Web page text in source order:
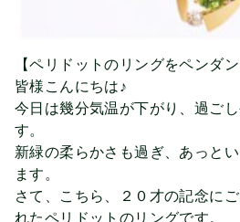
【ペリドットのリングをペンダ
皆様こんにちは♪
今日は幾分気温が下がり、過ご
す。
新緑の柔らかさも過ぎ、あっと
ます。
さて、こちら、
２０才の記念に
れたペリドットのリングです。